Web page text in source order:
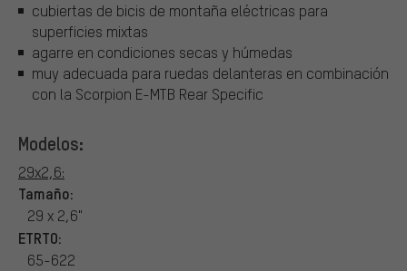
cubiertas de bicis de montaña eléctricas para
superficies mixtas
agarre en condiciones secas y húmedas
muy adecuada para ruedas delanteras en combinación
con la Scorpion E-MTB Rear Specific
Modelos:
29x2,6:
Tamaño:
29 x 2,6"
ETRTO:
65-622